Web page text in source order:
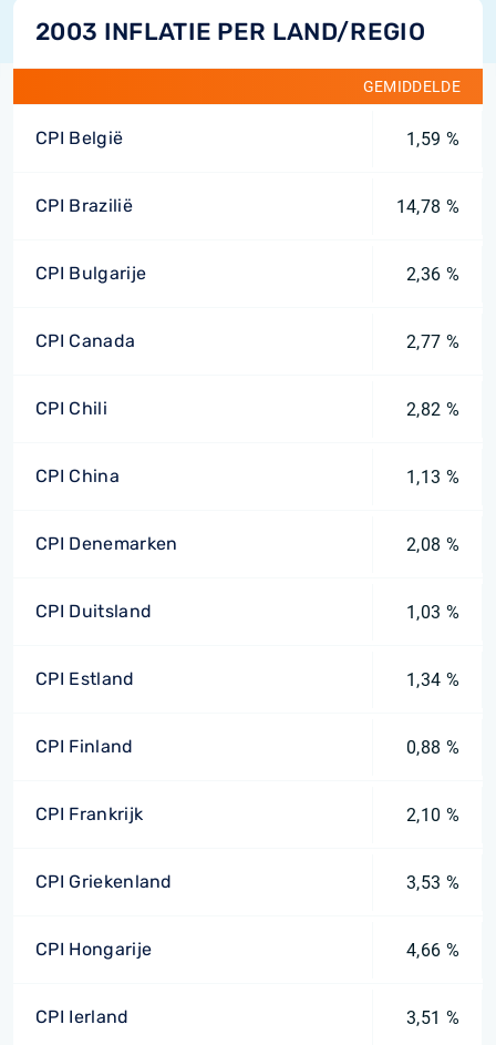
2003 INFLATIE PER LAND/REGIO
GEMIDDELDE
CPI België 1,59 %
CPI Brazilië 14,78 %
CPI Bulgarije 2,36 %
CPI Canada 2,77 %
CPI Chili 2,82 %
CPI China 1,13 %
CPI Denemarken 2,08 %
CPI Duitsland 1,03 %
CPI Estland 1,34 %
CPI Finland 0,88 %
CPI Frankrijk 2,10 %
CPI Griekenland 3,53 %
CPI Hongarije 4,66 %
CPI Ierland 3,51 %